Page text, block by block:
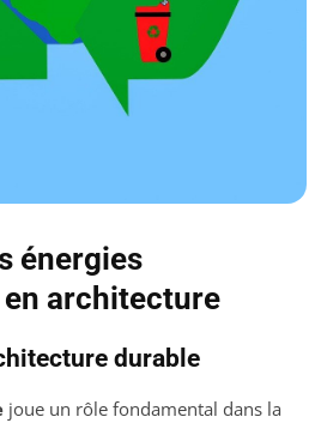
énergies
architecture
durable
joue un rôle fondamental dans la